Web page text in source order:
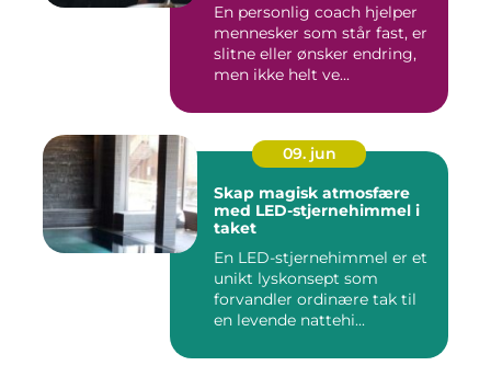
En personlig coach hjelper
mennesker som står fast, er
slitne eller ønsker endring,
men ikke helt ve...
09. jun
Skap magisk atmosfære
med LED-stjernehimmel i
taket
En LED-stjernehimmel er et
unikt lyskonsept som
forvandler ordinære tak til
en levende nattehi...